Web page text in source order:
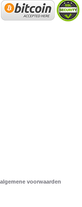
algemene voorwaarden